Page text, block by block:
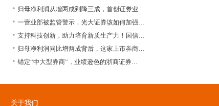
归母净利润从增两成到降三成，首创证券业…
一营业部被监管警示，光大证券该如何加强…
支持科技创新，助力培育新质生产力！国信…
归母净利润同比增两成背后，这家上市券商…
锚定“中大型券商”，业绩逊色的浙商证券…
关于我们